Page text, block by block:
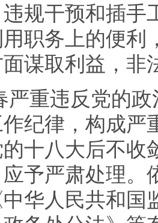
规干预和插手
职务上的便利
谋取利益，非
违反党的政
纪律，构成严
十八大后不收
予严肃处理。
华人民共和国